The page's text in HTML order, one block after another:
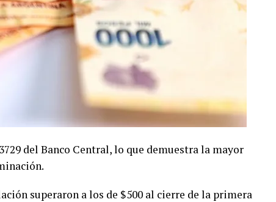
del Banco Central, lo que demuestra la mayor
superaron a los de $500 al cierre de la primera